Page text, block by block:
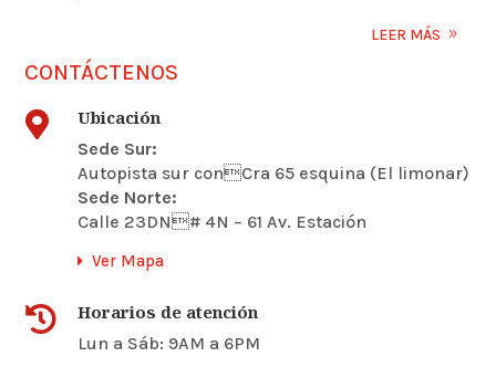
LEER MÁS
CONTÁCTENOS
 Ubicación
Sede Sur:
Autopista sur conCra 65 esquina (El limonar)
Sede Norte:
Calle 23DN# 4N – 61 Av. Estación
Ver Mapa
 Horarios de atención
Lun a Sáb: 9AM a 6PM